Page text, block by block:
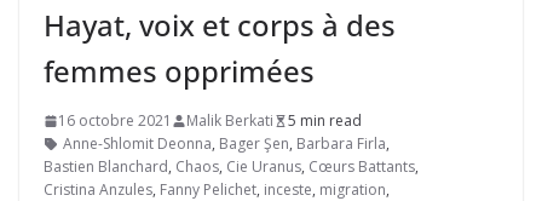
Hayat, voix et corps à des
femmes opprimées
16 octobre 2021 Malik Berkati
5 min read
Anne-Shlomit Deonna, Bager Şen, Barbara Firla,
Bastien Blanchard, Chaos, Cie Uranus, Cœurs Battants,
Cristina Anzules, Fanny Pelichet, inceste, migration,